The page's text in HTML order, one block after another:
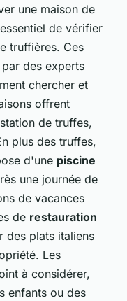
une maison de
de vérifier
truffières. Ces
des experts
chercher et
offrent
de truffes,
plus des truffes,
d'une piscine
une journée de
de vacances
de restauration
des plats italiens
Les
à considérer,
enfants ou des